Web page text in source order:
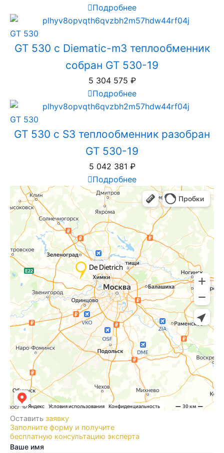
Подробнее
GT 530
GT 530 с Diematic-m3 теплообменник
собран GT 530-19
5 304 575 ₽
Подробнее
GT 530
GT 530 с S3 теплообменник разобран
GT 530-19
5 042 381 ₽
Подробнее
Оставить заявку
Заполните форму и получите
бесплатную консультацию эксперта
Ваше имя